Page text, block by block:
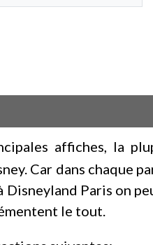
affiches, la
Car dans chaque
Disneyland Paris on
le tout.